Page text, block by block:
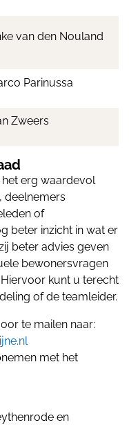
van den Nouland
Parinussa
Zweers
erg waardevol
deelnemers
of
beter inzicht in wat er
beter advies geven
bewonersvragen
kunt u terecht
of de teamleider.
te mailen naar:
met het
en